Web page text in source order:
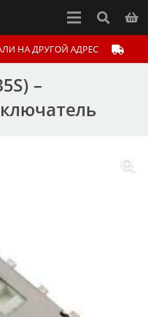
НА ДРУГОЙ АДРЕС
–